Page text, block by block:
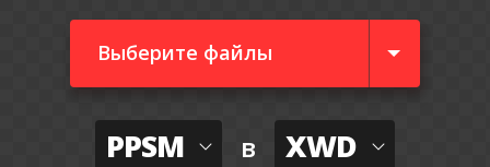
Выберите файлы
PPSM в XWD